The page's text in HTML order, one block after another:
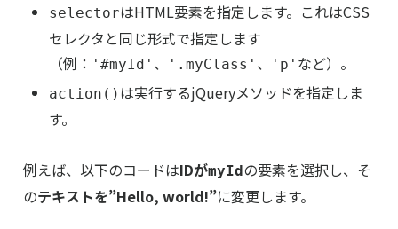
selectorはHTML要素を指定します。これはCSS
セレクタと同じ形式で指定します
（例： '#myId' 、 '.myClass' 、 'p' など）。
action() は実行するjQueryメソッドを指定しま
す。
例えば、以下のコードはIDがmyId の要素を選択し、そ
のテキストを”Hello, world!”に変更します。